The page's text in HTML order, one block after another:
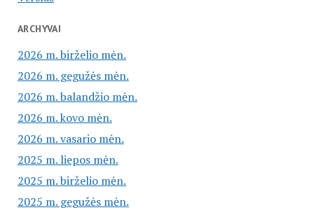
ARCHYVAI
2026 m. birželio mėn.
2026 m. gegužės mėn.
2026 m. balandžio mėn.
2026 m. kovo mėn.
2026 m. vasario mėn.
2025 m. liepos mėn.
2025 m. birželio mėn.
2025 m. gegužės mėn.